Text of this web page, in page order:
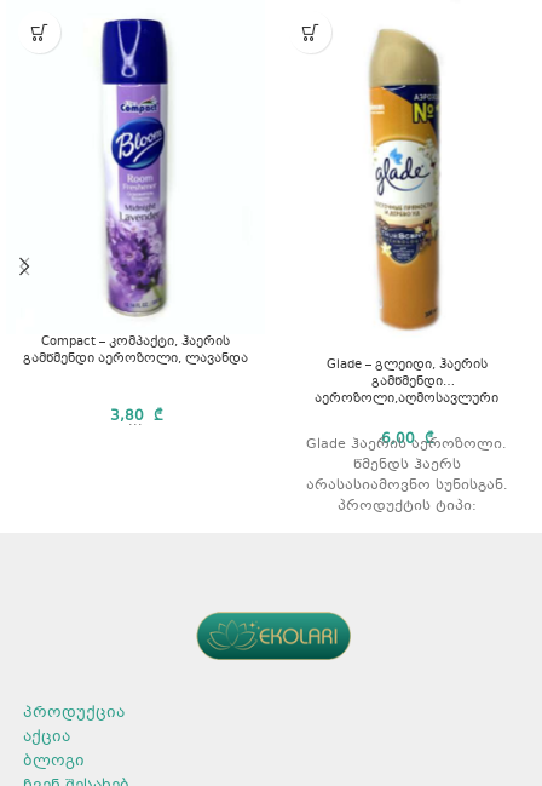
Compact – კომპაქტი, ჰაერის
გამწმენდი აეროზოლი, ლავანდა
3,80 ₾
...
Glade – გლეიდი, ჰაერის
გამწმენდი
აეროზოლი,აღმოსავლური
6,00₾
Glade ჰაერის აეროზოლი.
წმენდს ჰაერს
არასასიამოვნო სუნისგან.
პროდუქტის ტიპი:
პროდუქცია
აქცია
ბლოგი